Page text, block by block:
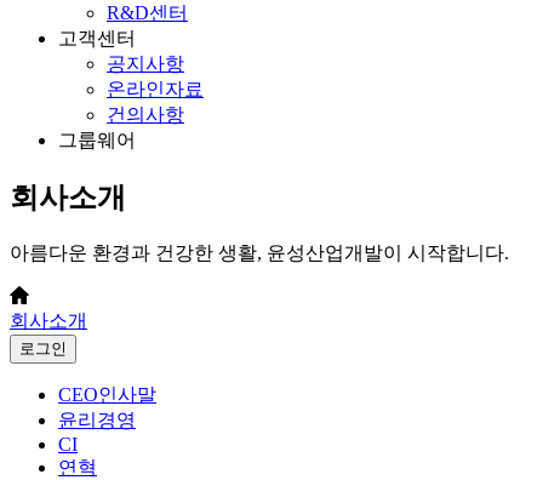
R&D센터
고객센터
공지사항
온라인자료
건의사항
그룹웨어
회사소개
아름다운 환경과 건강한 생활, 윤성산업개발이 시작합니다.
회사소개
로그인
CEO인사말
윤리경영
CI
연혁